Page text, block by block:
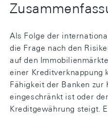
Als Folge der
die Frage nach den
auf den
einer Kreditverknappung
Fähigkeit der Banken zur
eingeschränkt ist oder
Kreditgewährung steigt.